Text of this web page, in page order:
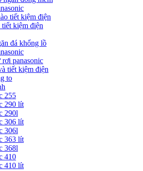
tiết kiệm điện
tiết kiệm điện
đá khổng lồ
panasonic
tiết kiệm điện
to
255
290 lít
290l
306 lít
306l
363 lít
368l
410
410 lít